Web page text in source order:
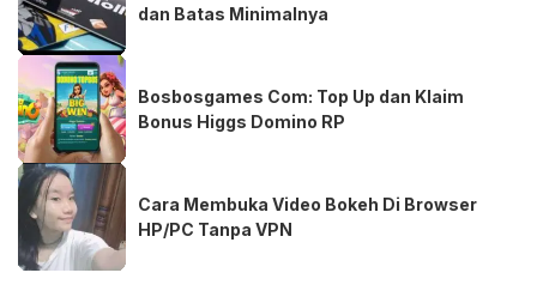
dan Batas Minimalnya
Bosbosgames Com: Top Up dan Klaim
Bonus Higgs Domino RP
Cara Membuka Video Bokeh Di Browser
HP/PC Tanpa VPN